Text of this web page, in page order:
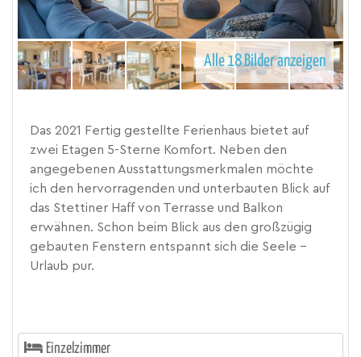
Alle 18 Bilder anzeigen
Das 2021 Fertig gestellte Ferienhaus bietet auf
zwei Etagen 5-Sterne Komfort. Neben den
angegebenen Ausstattungsmerkmalen möchte
ich den hervorragenden und unterbauten Blick auf
das Stettiner Haff von Terrasse und Balkon
erwähnen. Schon beim Blick aus den großzügig
gebauten Fenstern entspannt sich die Seele -
Urlaub pur.
Einzelzimmer